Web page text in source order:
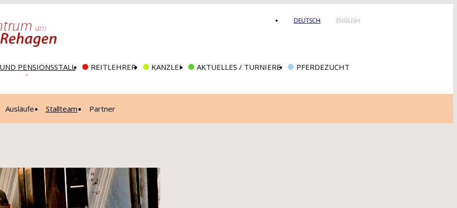
PENSIONSSTALL REITLEHRER KANZLEI AKTUELLES / TURNIERE
PFERDEZUCHT
DEUTSCH ENGLISH
Ausläufe Stallteam Partner